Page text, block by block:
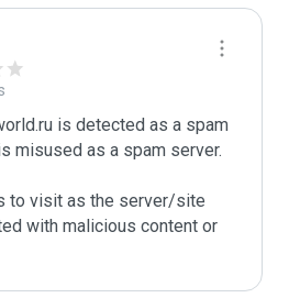
is detected as a spam
misused as a spam server.
to visit as the server/site
with malicious content or